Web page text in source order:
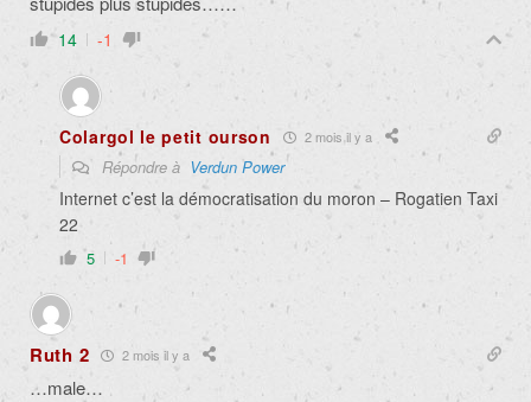
14 -1
Colargol le petit ourson 2 mois il y a
Répondre à Verdun Power
Internet c’est la démocratisation du moron – Rogatien Taxi
22
5 -1
Ruth 2 2 mois il y a
…male…